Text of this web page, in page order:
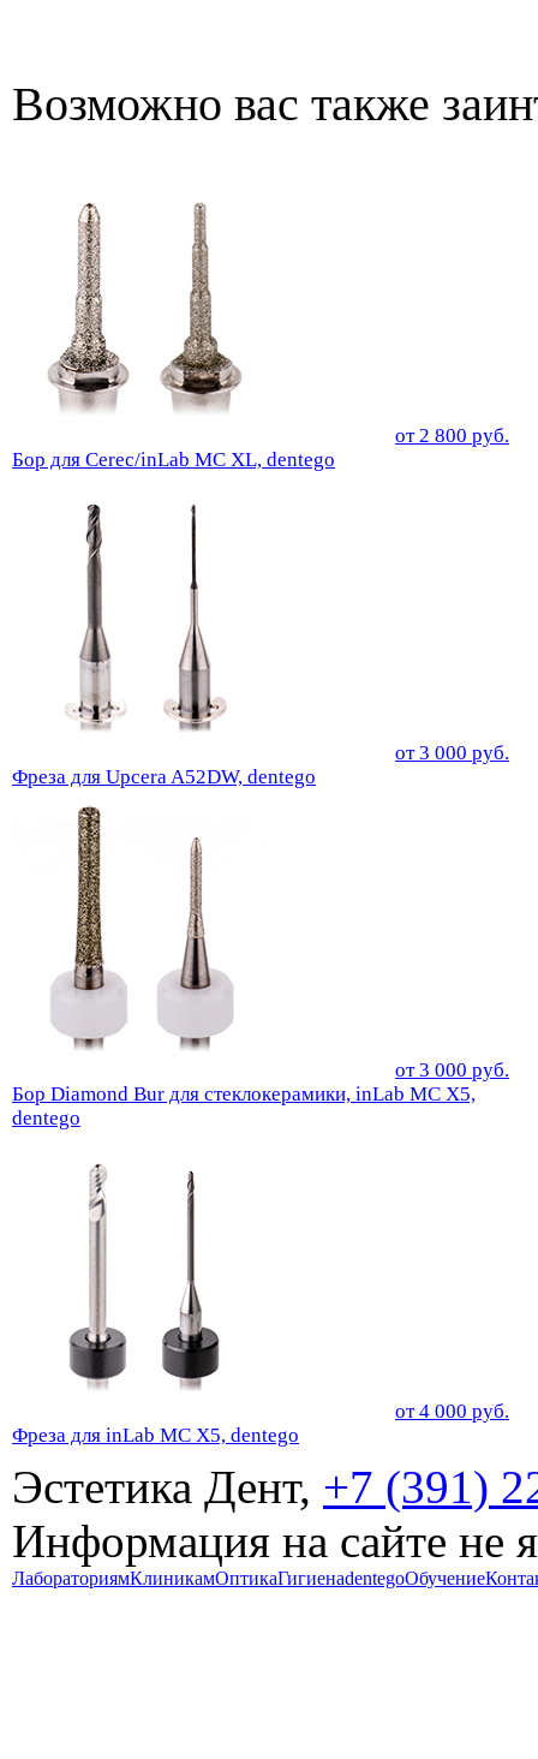
Возможно вас также
от 2 800 руб.
Бор для Cerec/inLab MC XL, dentego
от3 000 руб.
Фреза для Upcera A52DW, dentego
от3 000 руб.
Бор Diamond Bur для стеклокерамики, inLab MC X5,
dentego
от4 000 руб.
Фреза для inLab MC X5, dentego
Эстетика Дент, +7 (391)
Информация на сайте не
ЛабораториямКлиникамОптикаГигиенаdentegoОбучение